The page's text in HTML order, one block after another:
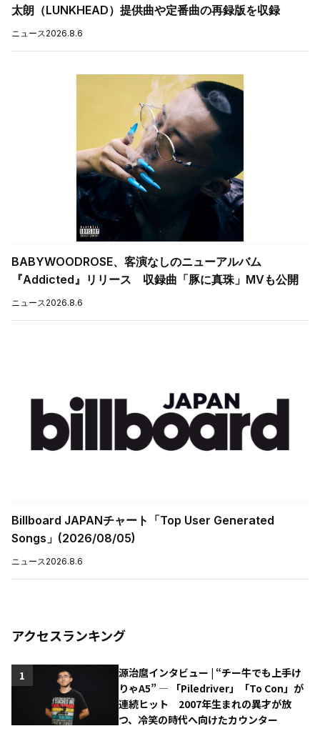
太朗（LUNKHEAD）提供曲や定番曲の再録版を収録
ニュース2026.8.6
BABYWOODROSE、客演なしのニューアルバム
『Addicted』リリース 収録曲「豚に真珠」MVも公開
ニュース2026.8.6
Billboard JAPANチャート「Top User Generated
Songs」(2026/08/05)
ニュース 2026.8.6
アクセスランキング
源治麿インタビュー | “チー牛でも上手け
りゃA5” ― 「Piledriver」「To Con」が
連続ヒット 2007年生まれの異才が放
つ、冷笑の時代へ向けたカウンター
1